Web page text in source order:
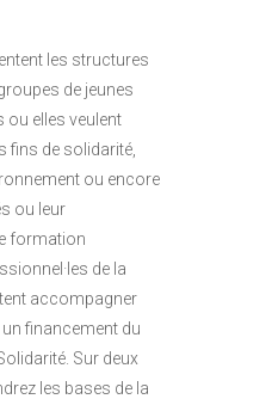
les structures
de jeunes
ou elles veulent
fins de solidarité,
ou encore
ou leur
formation
de la
accompagner
financement du
Sur deux
les bases de la